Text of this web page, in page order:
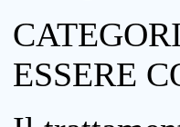
ESSERE